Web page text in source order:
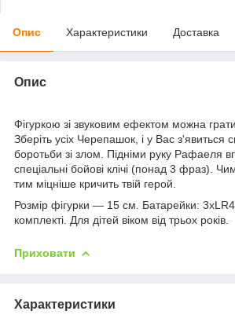
Опис Характеристики Доставка
Опис
Фігуркою зі звуковим ефектом можна
Зберіть усіх Черепашок, і у Вас з'явиться
боротьби зі злом. Підніми руку Рафаеля
спеціальні бойові клічі (понад 3 фраз).
тим міцніше кричить твій герой.
Розмір фігурки — 15 см. Батарейки:
комплекті. Для дітей віком від трьох років.
Приховати
Характеристики